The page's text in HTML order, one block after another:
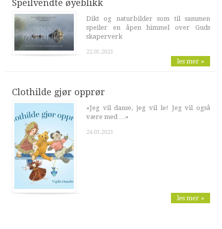
Speilvendte øyeblikk
Dikt og naturbilder som til sammen
speiler en åpen himmel over Guds
skaperverk
22.05.2023
les mer »
Clothilde gjør opprør
«Jeg vil danse, jeg vil le! Jeg vil også
være med …»
24.03.2023
les mer »